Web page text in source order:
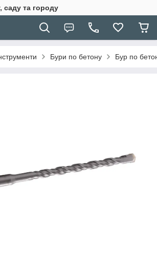
та городу
Бури по бетону Бур по